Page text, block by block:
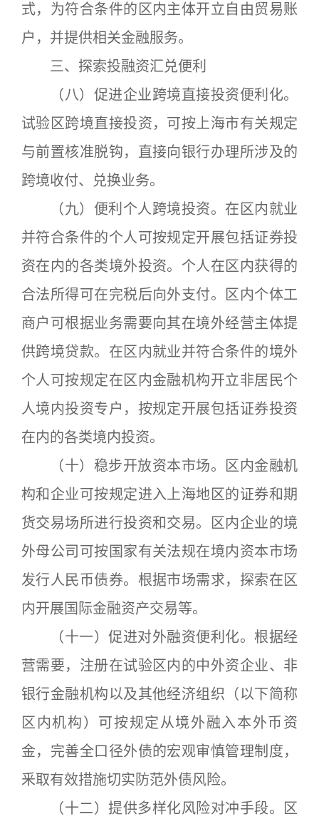
式，为符合条件的区内主体开立自由贸易账
户，并提供相关金融服务。
三、探索投融资汇兑便利
（八）促进企业跨境直接投资便利化。
试验区跨境直接投资，可按上海市有关规定
与前置核准脱钩，直接向银行办理所涉及的
跨境收付、兑换业务。
（九）便利个人跨境投资。在区内就业
并符合条件的个人可按规定开展包括证券投
资在内的各类境外投资。个人在区内获得的
合法所得可在完税后向外支付。区内个体工
商户可根据业务需要向其在境外经营主体提
供跨境贷款。在区内就业并符合条件的境外
个人可按规定在区内金融机构开立非居民个
人境内投资专户，按规定开展包括证券投资
在内的各类境内投资。
（十）稳步开放资本市场。区内金融机
构和企业可按规定进入上海地区的证券和期
货交易场所进行投资和交易。区内企业的境
外母公司可按国家有关法规在境内资本市场
发行人民币债券。根据市场需求，探索在区
内开展国际金融资产交易等。
（十一）促进对外融资便利化。根据经
营需要，注册在试验区内的中外资企业、非
银行金融机构以及其他经济组织（以下简称
区内机构）可按规定从境外融入本外币资
金，完善全口径外债的宏观审慎管理制度，
釆取有效措施切实防范外债风险。
（十二）提供多样化风险对冲手段。区